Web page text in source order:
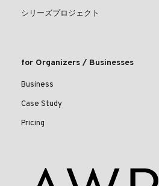
シリーズプロジェクト
for Organizers / Businesses
Business
Case Study
Pricing